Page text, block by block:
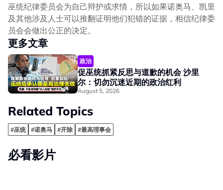
巫统纪律委员会为自己辩护或求情，所以如果诺奥马、凯里
及其他涉及人士可以推翻证明他们犯错的证据，相信纪律委
员会会做出公正的决定。
更多文章
政治
促巫统抓紧反思与道歉的机会 沙里
尔：切勿沉迷近期的政治红利
August 5, 2026
Related Topics
#巫统 #诺奥马 #开除 #最高理事会
必看影片